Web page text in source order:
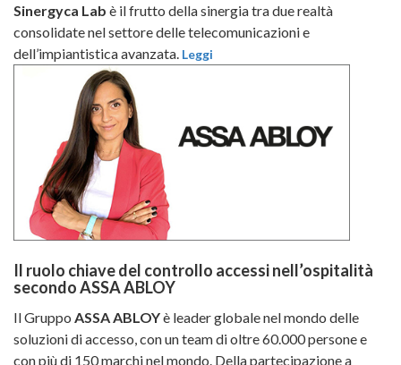
Sinergyca Lab è il frutto della sinergia tra due realtà
consolidate nel settore delle telecomunicazioni e
dell’impiantistica avanzata. Leggi
Il ruolo chiave del controllo accessi nell’ospitalità
secondo ASSA ABLOY
Il Gruppo ASSA ABLOYè leader globale nel mondo delle
soluzioni di accesso, con un team di oltre 60.000 persone e
con più di 150 marchi nel mondo. Della partecipazione a